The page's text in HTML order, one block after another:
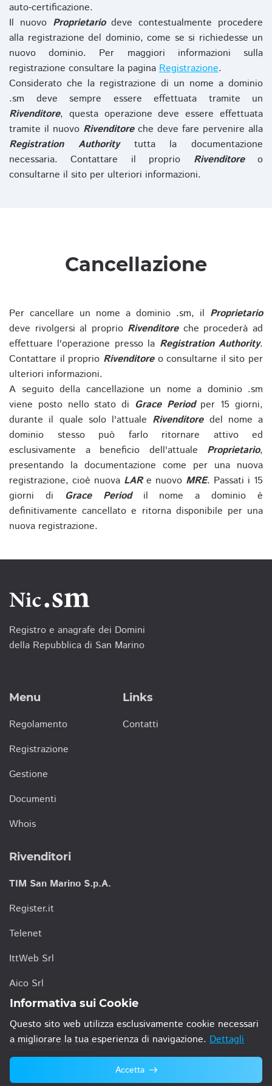
auto-certificazione.
Il nuovo Proprietariodeve contestualmente procedere
alla registrazione del dominio, come se si richiedesse un
nuovo dominio. Per maggiori informazioni sulla
registrazione consultare la pagina Registrazione.
Considerato che la registrazione di un nome a dominio
.sm deve sempre essere effettuata tramite un
Rivenditore, questa operazione deve essere effettuata
tramite il nuovo Rivenditoreche deve fare pervenire alla
Registration Authoritytutta la documentazione
necessaria. Contattare il proprio Rivenditoreo
consultarne il sito per ulteriori informazioni.
Cancellazione
Per cancellare un nome a dominio .sm, il Proprietario
deve rivolgersi al proprio Rivenditoreche procederà ad
effettuare l'operazione presso la Registration Authority.
Contattare il proprio Rivenditoreo consultarne il sito per
ulteriori informazioni.
A seguito della cancellazione un nome a dominio .sm
viene posto nello stato di Grace Periodper 15 giorni,
durante il quale solo l'attuale Rivenditoredel nome a
dominio stesso può farlo ritornare attivo ed
esclusivamente a beneficio dell'attuale Proprietario,
presentando la documentazione come per una nuova
registrazione, cioè nuova LARe nuovo MRE. Passati i 15
giorni di Grace Periodil nome a dominio è
definitivamente cancellato e ritorna disponibile per una
nuova registrazione.
Registro e anagrafe dei Domini
della Repubblica di San Marino
Menu
Regolamento
Registrazione
Gestione
Documenti
Whois
Links
Contatti
Rivenditori
TIM San Marino S.p.A.
Register.it
Telenet
IttWeb Srl
Aico Srl
Informativa sui Cookie
© 2021 TIM San Marino S.p.A.
Informativa sui Cookie
Questo sito web utilizza esclusivamente cookie necessari
a migliorare la tua esperienza di navigazione. Dettagli
Accetta